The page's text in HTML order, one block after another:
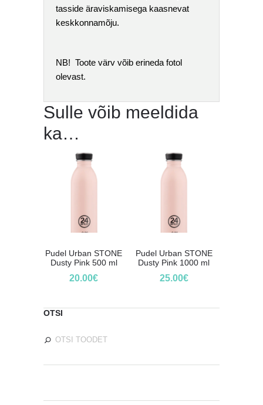
tasside äraviskamisega kaasnevat
keskkonnamõju.
NB! Toote värv võib erineda fotol
olevast.
Sulle võib meeldida
ka…
Pudel Urban STONE
Dusty Pink 500 ml
20.00€
Pudel Urban STONE
Dusty Pink 1000 ml
25.00€
OTSI